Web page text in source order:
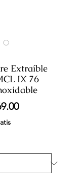
Extraíble
IX 76
Precio